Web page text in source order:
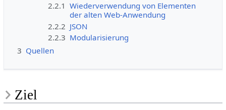
2.2.1 Wiederverwendung von Elementen
der alten Web-Anwendung
2.2.2 JSON
2.2.3 Modularisierung
3 Quellen
Ziel